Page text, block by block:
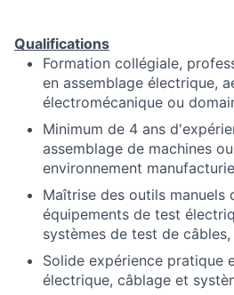
Qualifications
Formation collégiale,
en assemblage électrique,
électromécanique ou
Minimum de 4 ans
assemblage de machines
environnement
Maîtrise des outils manuels
équipements de test
systèmes de test de câbles,
Solide expérience pratique
électrique, câblage et